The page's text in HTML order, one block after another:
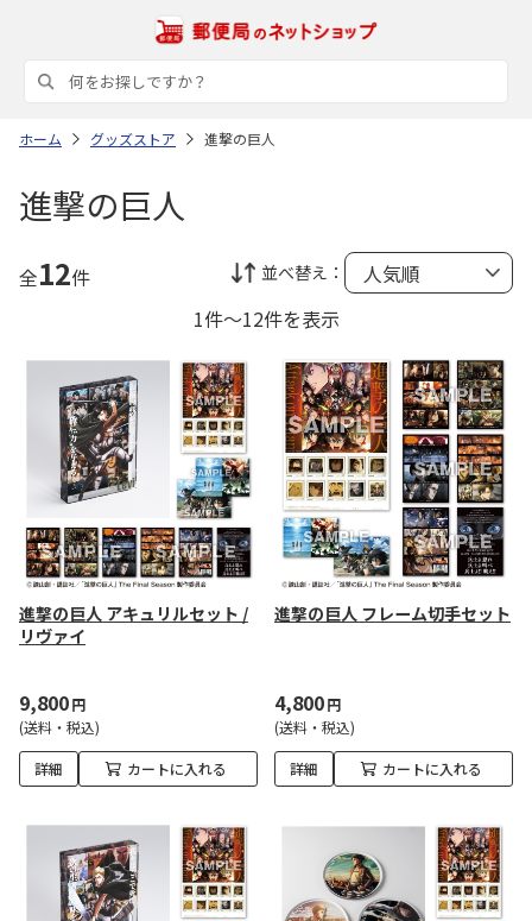
ホーム グッズストア 進撃の巨人
進撃の巨人
全12件 並べ替え：
1件～12件を表示
進撃の巨人 アキュリルセット /
リヴァイ
9,800円
(送料・税込)
詳細 カートに入れる
進撃の巨人 フレーム切手セット
4,800円
(送料・税込)
詳細 カートに入れる